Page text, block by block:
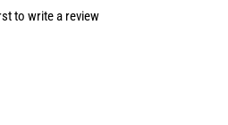
to write a review